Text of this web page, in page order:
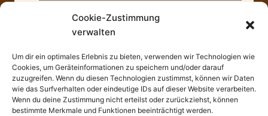
Cookie-Zustimmung
verwalten
Um dir ein optimales Erlebnis zu bieten, verwenden wir Technologien wie
Cookies, um Geräteinformationen zu speichern und/oder darauf
zuzugreifen. Wenn du diesen Technologien zustimmst, können wir Daten
wie das Surfverhalten oder eindeutige IDs auf dieser Website verarbeiten.
Wenn du deine Zustimmung nicht erteilst oder zurückziehst, können
bestimmte Merkmale und Funktionen beeinträchtigt werden.
Ich habe die
Datenschutzbestimmungen
Stornierungsbedingungen